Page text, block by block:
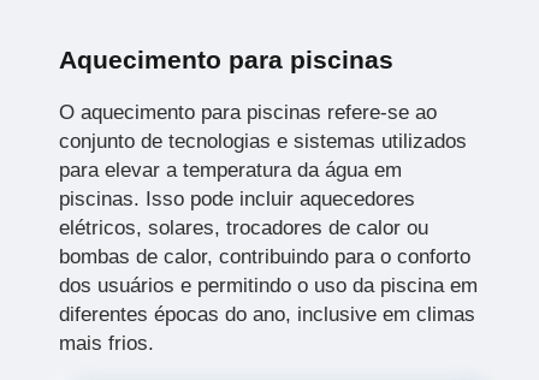
Aquecimento para piscinas
O aquecimento para piscinas refere-se ao
conjunto de tecnologias e sistemas utilizados
para elevar a temperatura da água em
piscinas. Isso pode incluir aquecedores
elétricos, solares, trocadores de calor ou
bombas de calor, contribuindo para o conforto
dos usuários e permitindo o uso da piscina em
diferentes épocas do ano, inclusive em climas
mais frios.